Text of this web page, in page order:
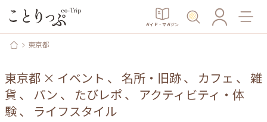
ガイド・マガジン
東京都
東京都 × イベント 、 名所・旧跡、 カフェ 、 雑
貨 、 パン 、 たびレポ 、 アクティビティ・体
験、 ライフスタイル